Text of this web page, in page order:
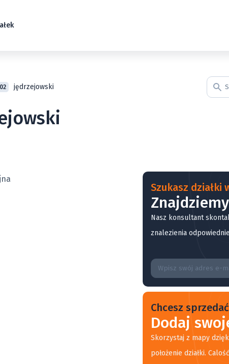
jędrzejowski
Szukasz działki
Nasz konsultant
znalezienia
Chcesz
Dodaj
Skorzystaj z mapy
położenie działki.